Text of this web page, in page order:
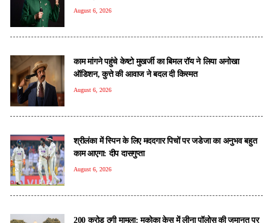
August 6, 2026
काम मांगने पहुंचे केष्टो मुखर्जी का बिमल रॉय ने लिया अनोखा
ऑडिशन, कुत्ते की आवाज ने बदल दी किस्मत
August 6, 2026
श्रीलंका में स्पिन के लिए मददगार पिचों पर जडेजा का अनुभव बहुत
काम आएगा: दीप दासगुप्ता
August 6, 2026
200 करोड़ ठगी मामला: मकोका केस में लीना पॉलोस की जमानत पर